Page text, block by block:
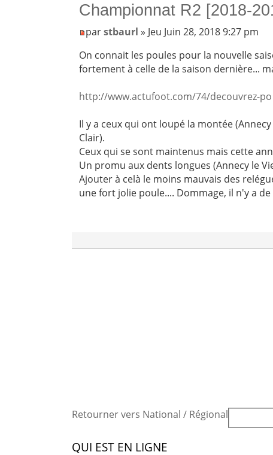
Championnat R2 [2018-
parstbaurl » Jeu Juin 28, 2018 9:27 pm
On connait les poules pour la nouvelle
fortement à celle de la saison dernière...
http://www.actufoot.com/74/decouvrez-po
Il y a ceux qui ont loupé la montée
Clair).
Ceux qui se sont maintenus mais cette
Un promu aux dents longues (Annecy le
Ajouter à celà le moins mauvais des
une fort jolie poule.... Dommage, il n'y a
Retourner vers National / Régional
QUI EST EN LIGNE